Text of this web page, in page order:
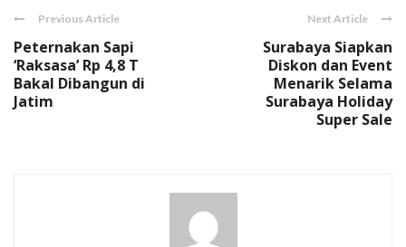
Previous Article
Peternakan Sapi
‘Raksasa’ Rp 4,8 T
Bakal Dibangun di
Jatim
Next Article
Surabaya Siapkan
Diskon dan Event
Menarik Selama
Surabaya Holiday
Super Sale